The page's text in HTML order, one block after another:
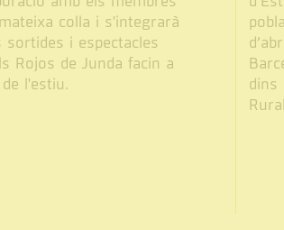
colla i s'integrarà
sortides i espectacles
Rojos de Junda facin a
l'estiu.
dins